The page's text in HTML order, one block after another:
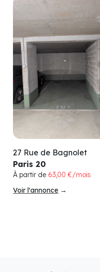
27 Rue de Bagnolet
Paris 20
À partir de 63,00 €/mois
Voir l'annonce →